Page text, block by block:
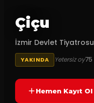
Çiçu
İzmir Devlet Tiyatrosu
YAKINDA Yetersiz oy75
Hemen Kayıt Ol